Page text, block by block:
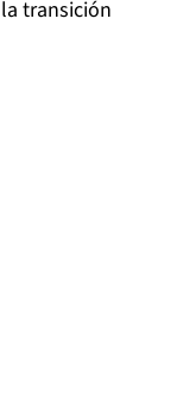
transición